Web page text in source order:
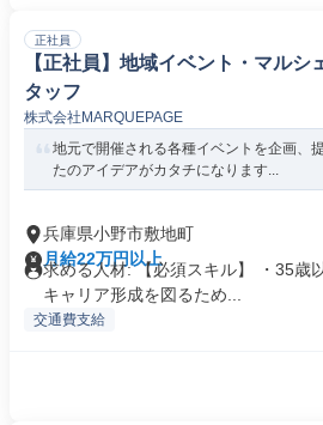
正社員
【正社員】地域イベント・マルシ
タッフ
株式会社MARQUEPAGE
地元で開催される各種イベントを企画、
たのアイデアがカタチになります...
兵庫県小野市敷地町
月給22万円以上
求める人材: 【必須スキル】 ・35歳
キャリア形成を図るため...
交通費支給